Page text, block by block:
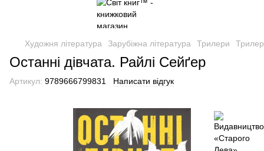
Художня література Зарубіжна література Трилери
Останні дівчата. Райлі Сейґер
Артикул: 9789666799831 Написати відгук